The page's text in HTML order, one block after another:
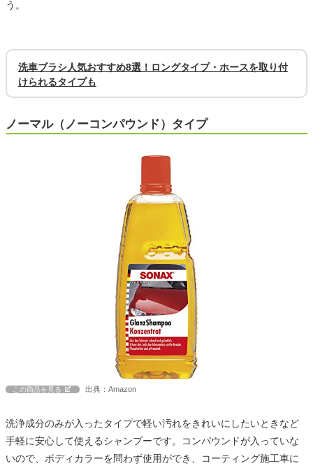
う。
洗車ブラシ人気おすすめ8選！ロングタイプ・ホースを取り付
けられるタイプも
ノーマル（ノーコンパウンド）タイプ
この商品を見る 出典：Amazon
洗浄成分のみが入ったタイプで軽い汚れをきれいにしたいときなど
手軽に安心して使えるシャンプーです。コンパウンドが入っていな
いので、ボディカラーを問わず使用ができ、コーティング施工車に